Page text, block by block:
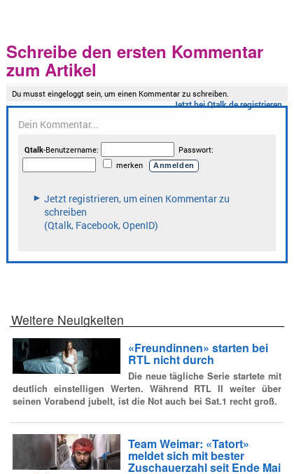
Schreibe den ersten Kommentar
zum Artikel
Weitere Neuigkeiten
«Freundinnen» starten bei
RTL nicht durch
Die neue tägliche Serie startete mit
deutlich einstelligen Werten. Während RTL II weiter über
seinen Vorabend jubelt, ist die Not auch bei Sat.1 recht groß.
Team Weimar: «Tatort»
meldet sich mit bester
Zuschauerzahl seit Ende Mai